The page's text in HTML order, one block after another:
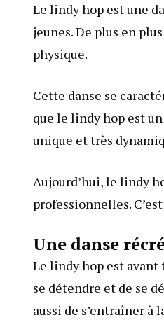
Le lindy hop est une
jeunes. De plus en
physique.
Cette danse se
que le lindy hop est
unique et très
Aujourd’hui, le lindy
professionnelles.
Une danse
Le lindy hop est avant
se détendre et de se
aussi de s’entraîner